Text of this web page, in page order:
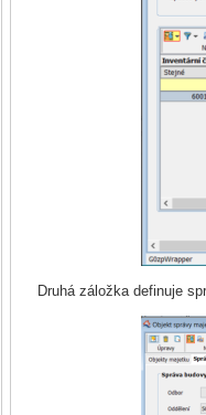
Druhá záložka definuje